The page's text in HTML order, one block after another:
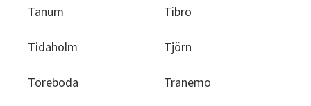
Tanum Tibro
Tidaholm Tjörn
Töreboda Tranemo